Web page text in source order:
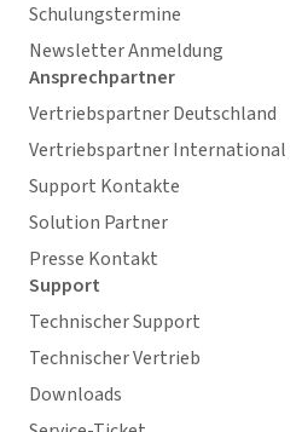
Schulungstermine
Newsletter Anmeldung
Ansprechpartner
Vertriebspartner Deutschland
Vertriebspartner International
Support Kontakte
Solution Partner
Presse Kontakt
Support
Technischer Support
Technischer Vertrieb
Downloads